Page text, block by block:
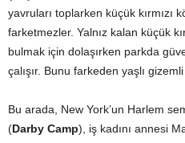
yavruları toplarken küçük kırmızı
farketmezler. Yalnız kalan küçük
bulmak için dolaşırken parkda
çalışır. Bunu farkeden yaşlı
Bu arada, New York’un Harlem
(Darby Camp), iş kadını annesi